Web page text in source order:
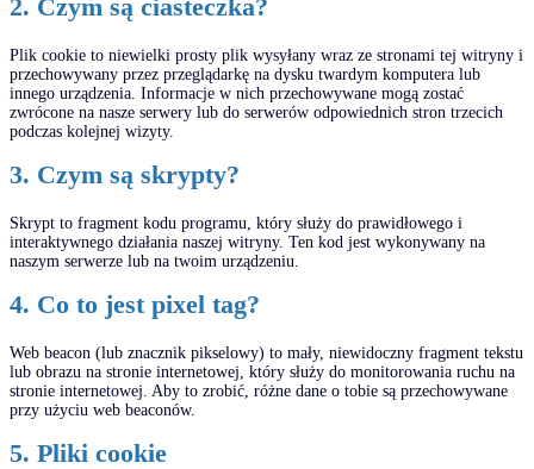
2. Czym są ciasteczka?
Plik cookie to niewielki prosty plik wysyłany wraz ze stronami tej witryny i
przechowywany przez przeglądarkę na dysku twardym komputera lub
innego urządzenia. Informacje w nich przechowywane mogą zostać
zwrócone na nasze serwery lub do serwerów odpowiednich stron trzecich
podczas kolejnej wizyty.
3. Czym są skrypty?
Skrypt to fragment kodu programu, który służy do prawidłowego i
interaktywnego działania naszej witryny. Ten kod jest wykonywany na
naszym serwerze lub na twoim urządzeniu.
4. Co to jest pixel tag?
Web beacon (lub znacznik pikselowy) to mały, niewidoczny fragment tekstu
lub obrazu na stronie internetowej, który służy do monitorowania ruchu na
stronie internetowej. Aby to zrobić, różne dane o tobie są przechowywane
przy użyciu web beaconów.
5. Pliki cookie